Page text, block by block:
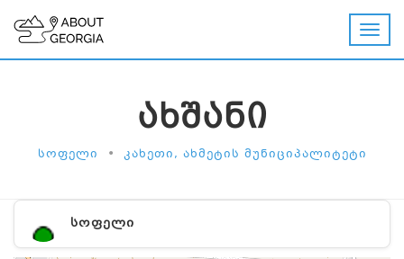
ᲐᲮᲨᲐᲜᲘ
ᲡᲝᲤᲔᲚᲘ • ᲙᲐᲮᲔᲗᲘ, ᲐᲮᲛᲔᲢᲘᲡ ᲛᲣᲜᲘᲪᲘᲞᲐᲚᲘᲢᲔᲢᲘ
ᲡᲝᲤᲔᲚᲘ